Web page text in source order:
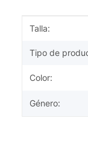
Talla:
Tipo de
Color:
Género: